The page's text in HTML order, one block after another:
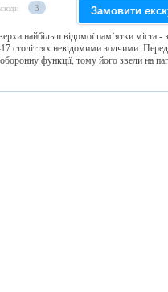
3 Замовити
найбільш відомої пам`ятки міста -
століттях невідомими зодчими.
функції, тому його звели на